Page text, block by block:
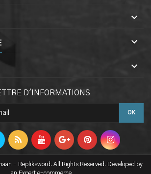



D'INFORMATIONS
- Repliksword. All Rights Reserved. Developed by